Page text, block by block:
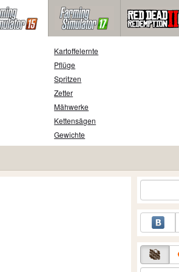
Kartoffelernte
Pflüge
Spritzen
Zetter
Mähwerke
Kettensägen
Gewichte